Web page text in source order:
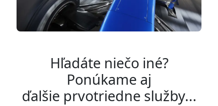
Hľadáte niečo iné?
Ponúkame aj
ďalšie prvotriedne služby...